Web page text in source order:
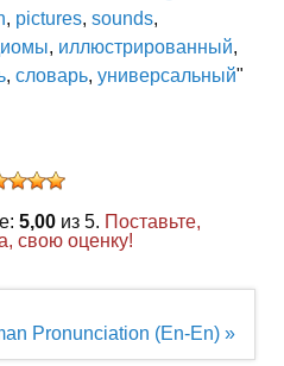
, pictures, sounds,
, иллюстрированный,
, словарь, универсальный"
5,00из 5. Поставьте,
свою оценку!
Pronunciation (En-En) »